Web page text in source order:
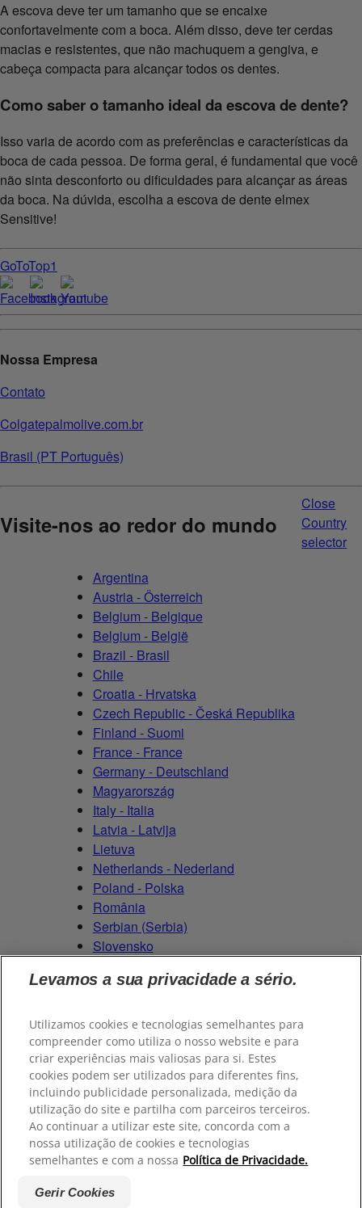
A escova deve ter um tamanho que se encaixe
confortavelmente com a boca. Além disso, deve ter cerdas
macias e resistentes, que não machuquem a gengiva, e
cabeça compacta para alcançar todos os dentes.
Como saber o tamanho ideal da escova de dente?
Isso varia de acordo com as preferências e características da
boca de cada pessoa. De forma geral, é fundamental que você
não sinta desconforto ou dificuldades para alcançar as áreas
da boca. Na dúvida, escolha a escova de dente elmex
Sensitive!
GoToTop1
Nossa Empresa
Contato
Colgatepalmolive.com.br
Brasil (PT Português)
Visite-nos ao redor do mundo
Close
Country
selector
Argentina
Austria - Österreich
Belgium - Belgique
Belgium - België
Brazil - Brasil
Chile
Croatia - Hrvatska
Czech Republic - Česká Republika
Finland - Suomi
France - France
Germany - Deutschland
Magyarország
Italy - Italia
Latvia - Latvija
Lietuva
Netherlands - Nederland
Poland - Polska
România
Serbian (Serbia)
Slovensko
Switzerland (Schweiz)
© 2026Colgate-Palmolive Company. Todos os direitos
reservados.
Termos e CondiçõesPolíticas de PrivacidadeGerenciar meus
Levamos a sua privacidade a sério.
Utilizamos cookies e tecnologias semelhantes para
compreender como utiliza o nosso website e para
criar experiências mais valiosas para si. Estes
cookies podem ser utilizados para diferentes fins,
incluindo publicidade personalizada, medição da
utilização do site e partilha com parceiros terceiros.
Ao continuar a utilizar este site, concorda com a
nossa utilização de cookies e tecnologias
semelhantes e com a nossa Política de Privacidade.
Gerir Cookies